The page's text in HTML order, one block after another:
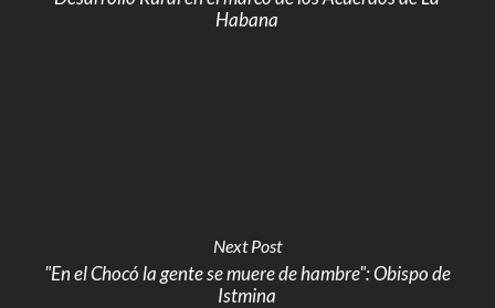
Habana
Next Post
"En el Chocó la gente se muere de hambre": Obispo de
Istmina